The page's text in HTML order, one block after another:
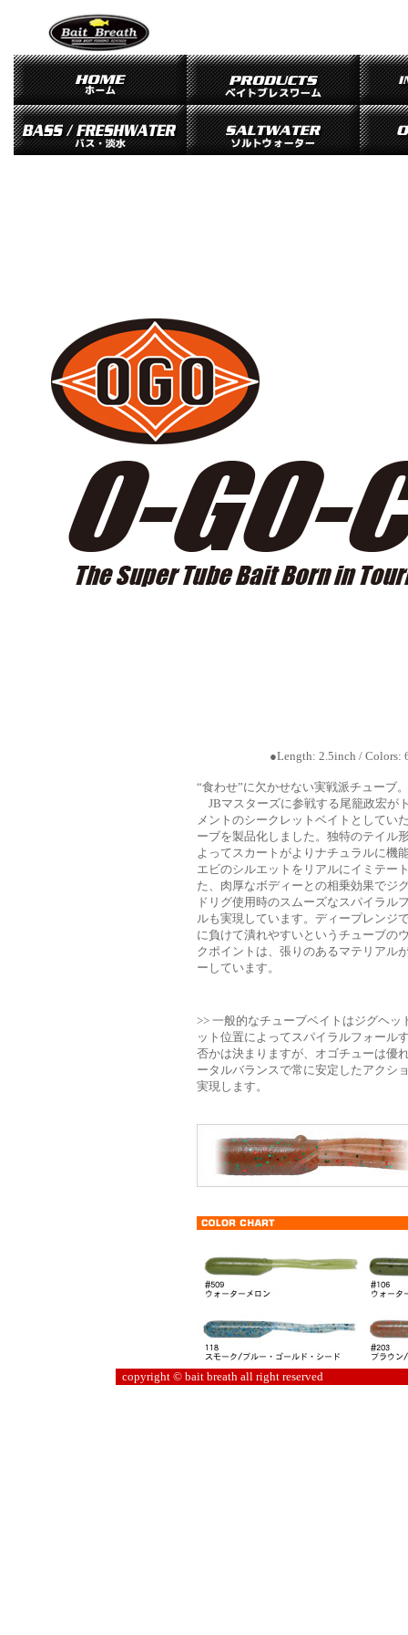
●Length: 2.5inch / Colors:
“食わせ”に欠かせない実戦派チューブ。
JBマスターズに参戦する尾籠政宏が
メントのシークレットベイトとしてい
ーブを製品化しました。独特のテイル
よってスカートがよりナチュラルに機
エビのシルエットをリアルにイミテー
た、肉厚なボディーとの相乗効果でジ
ドリグ使用時のスムーズなスパイラル
ルも実現しています。ディープレンジ
に負けて潰れやすいというチューブの
クポイントは、張りのあるマテリアル
ーしています。
>> 一般的なチューブベイトはジグヘッ
ット位置によってスパイラルフォール
否かは決まりますが、オゴチューは優
ータルバランスで常に安定したアクシ
実現します。
copyright © bait breath all right reserved